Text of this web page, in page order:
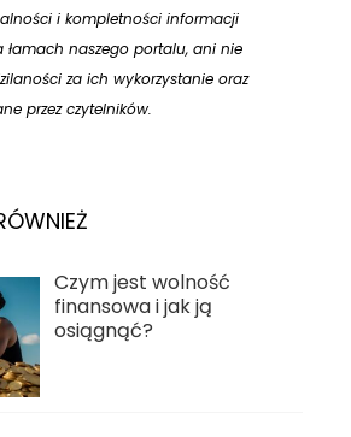
i kompletności informacji
naszego portalu, ani nie
za ich wykorzystanie oraz
przez czytelników.
Czym jest wolność
finansowa i jak ją
osiągnąć?